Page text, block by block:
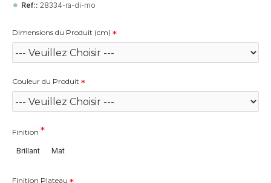
Ref:: 28334-ra-di-mo
Dimensions du Produit (cm)
Couleur du Produit
Finition
Brillant Mat
Finition Plateau